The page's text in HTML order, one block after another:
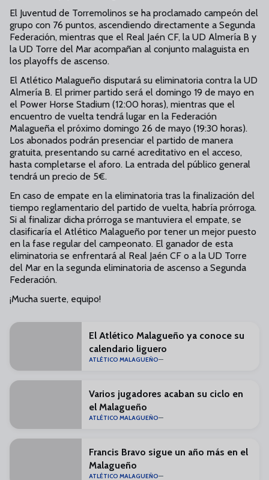
El Juventud de Torremolinos se ha proclamado campeón del
grupo con 76 puntos, ascendiendo directamente a Segunda
Federación, mientras que el Real Jaén CF, la UD Almería B y
la UD Torre del Mar acompañan al conjunto malaguista en
los playoffs de ascenso.
El Atlético Malagueño disputará su eliminatoria contra la UD
Almería B. El primer partido será el domingo 19 de mayo en
el Power Horse Stadium (12:00 horas), mientras que el
encuentro de vuelta tendrá lugar en la Federación
Malagueña el próximo domingo 26 de mayo (19:30 horas).
Los abonados podrán presenciar el partido de manera
gratuita, presentando su carné acreditativo en el acceso,
hasta completarse el aforo. La entrada del público general
tendrá un precio de 5€.
En caso de empate en la eliminatoria tras la finalización del
tiempo reglamentario del partido de vuelta, habría prórroga.
Si al finalizar dicha prórroga se mantuviera el empate, se
clasificaría el Atlético Malagueño por tener un mejor puesto
en la fase regular del campeonato. El ganador de esta
eliminatoria se enfrentará al Real Jaén CF o a la UD Torre
del Mar en la segunda eliminatoria de ascenso a Segunda
Federación.
¡Mucha suerte, equipo!
El Atlético Malagueño ya conoce su
calendario liguero
ATLÉTICO MALAGUEÑO
Varios jugadores acaban su ciclo en
el Malagueño
ATLÉTICO MALAGUEÑO
Francis Bravo sigue un año más en el
Malagueño
ATLÉTICO MALAGUEÑO